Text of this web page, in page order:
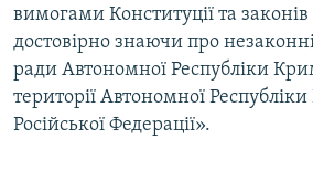
вимогами Конституції та
достовірно знаючи про
ради Автономної Республіки
території Автономної
Російської Федерації».